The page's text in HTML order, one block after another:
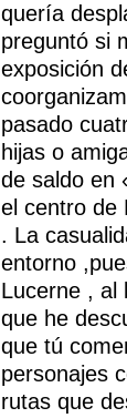
quería
preguntó si
exposición
pasado
hijas o
de saldo en
el centro de
. La
entorno
Lucerne , al
que he
que tú
personajes
rutas que